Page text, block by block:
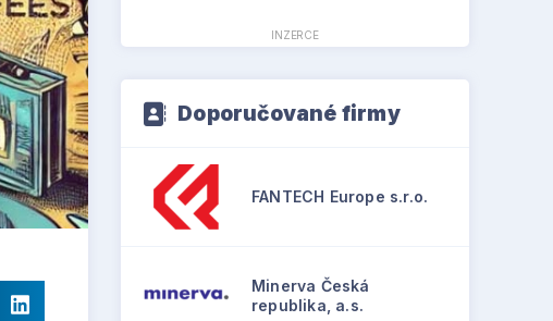
INZERCE
Doporučované firmy
FANTECH Europe s.r.o.
Minerva Česká
republika, a.s.